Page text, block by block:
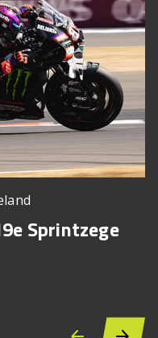
Sprintzege